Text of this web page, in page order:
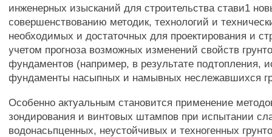
инженерных изысканий для строительства стави1
совершенствованию методик, технологий и
необходимых и достаточных для проектирования и
учетом прогноза возможных изменений свойств
фундаментов (например, в результате подтопления,
фундаменты насыпных и намывных неслежавшихся
Особенно актуальным становится применение
зондирования и винтовых штампов при испытании
водонасьпценных, неустойчивых и техногенных